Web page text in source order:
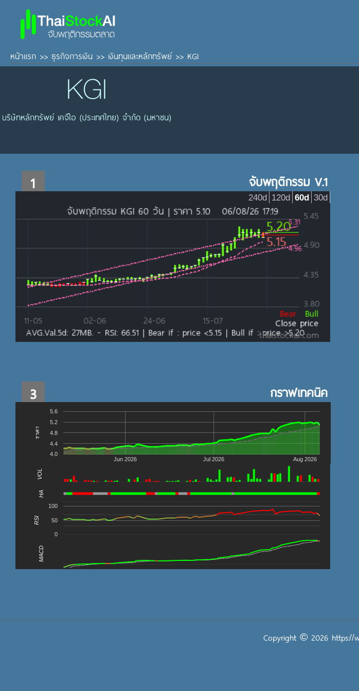
หน้าแรก >> ธุรกิจการเงิน >> เงินทุนและหลักทรัพย์>> KGI
KGI
บริษัทหลักทรัพย์ เคจีไอ (ประเทศไทย) จำกัด (มหาชน)
1 จับพฤติกรรม V.1
30d
60d
120d
240d
3 กราฟเทคนิค
Jun 2026 Jul 2026 Aug 2026
4.0
4.4
4.8
5.2
5.6
ราคา
VOL
HA
0
50
100
RSI
MACD
Copyright © 2026 https://